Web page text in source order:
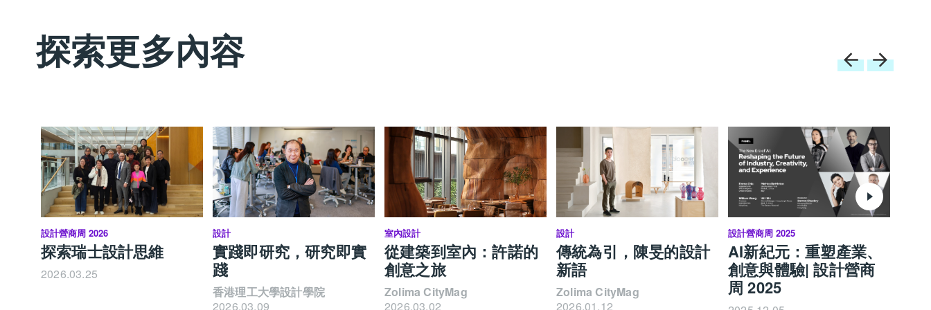
探索更多內容
設計營商周 2026
探索瑞士設計思維
2026.03.25
設計
實踐即研究，研究即實
踐
香港理工大學設計學院
2026.03.09
室內設計
從建築到室內：許諾的
創意之旅
Zolima CityMag
2026.03.02
設計
傳統為引，陳旻的設計
新語
Zolima CityMag
2026.01.12
設計營商周 2025
AI新紀元：重塑產業、
創意與體驗| 設計營商
周 2025